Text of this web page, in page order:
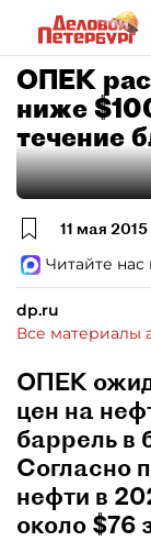
ОПЕК
ниже
течение
11 мая 2015
Читайте
dp.ru
Все материалы
ОПЕК
цен на
баррель в
Согласно
нефти в
около $76